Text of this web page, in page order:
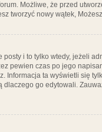
Możliwe, że przed
tworzyć nowy wątek,
i to tylko wtedy, jeżeli
pewien czas po jego
Informacja ta wyświetli się
go edytowali.